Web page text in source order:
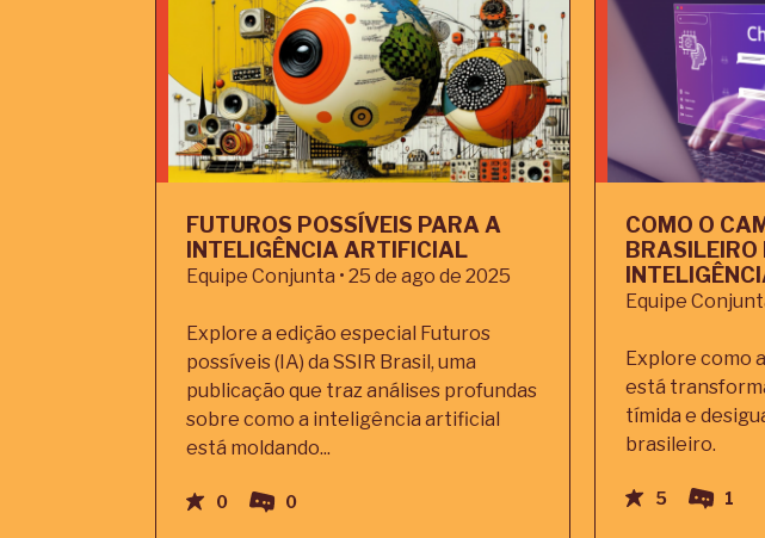
FUTUROS POSSÍVEIS PARA A
INTELIGÊNCIA ARTIFICIAL
Equipe Conjunta • 25 de ago de 2025
Explore a edição especial Futuros
possíveis (IA) da SSIR Brasil, uma
publicação que traz análises profundas
sobre como a inteligência artificial
está moldando...
0 0
COMO O
BRASILEIRO
Equipe
Explore como
está
tímida e
brasileiro.
5 1